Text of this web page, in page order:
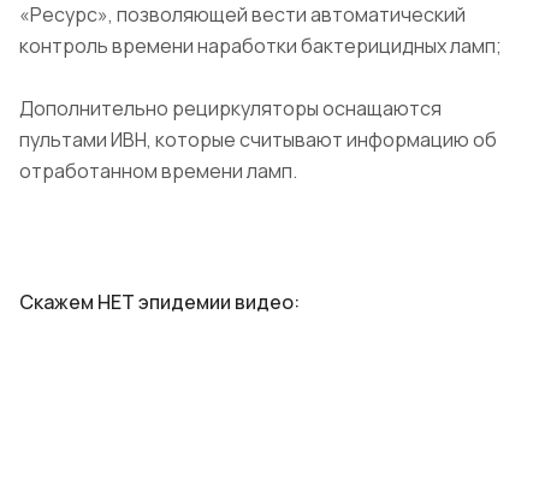
«Ресурс», позволяющей вести автоматический
контроль времени наработки бактерицидных ламп;
Дополнительно рециркуляторы оснащаются
пультами ИВН, которые считывают информацию об
отработанном времени ламп.
Скажем НЕТ эпидемии видео: